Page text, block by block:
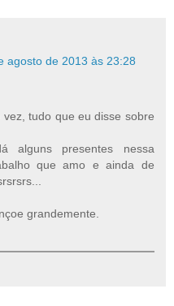
agosto de 2013 às 23:28
tudo que eu disse sobre
alguns presentes nessa
que amo e ainda de
grandemente.